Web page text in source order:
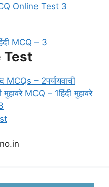
Online Test 3
MCQ – 3
Test
MCQs – 2पर्यायवाची
मुहावरे MCQ – 1हिंदी मुहावरे